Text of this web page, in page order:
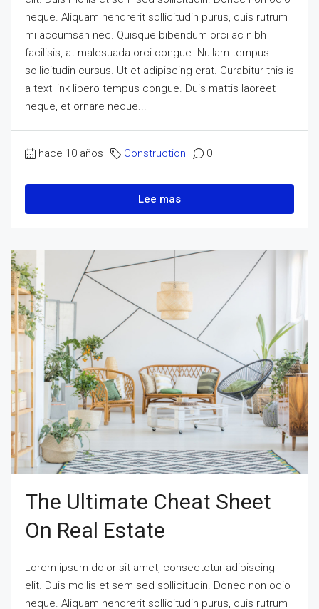
neque. Aliquam hendrerit sollicitudin purus, quis rutrum
mi accumsan nec. Quisque bibendum orci ac nibh
facilisis, at malesuada orci congue. Nullam tempus
sollicitudin cursus. Ut et adipiscing erat. Curabitur this is
a text link libero tempus congue. Duis mattis laoreet
neque, et ornare neque...
hace 10 años Construction 0
Lee mas
The Ultimate Cheat Sheet
On Real Estate
Lorem ipsum dolor sit amet, consectetur adipiscing
elit. Duis mollis et sem sed sollicitudin. Donec non odio
neque. Aliquam hendrerit sollicitudin purus, quis rutrum